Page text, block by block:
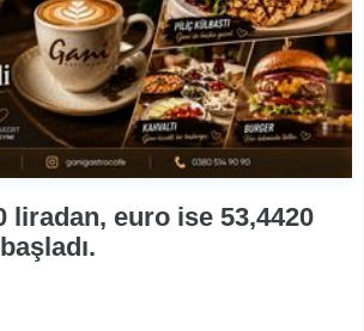
liradan, euro ise 53,4420